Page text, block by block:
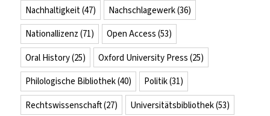
Nachhaltigkeit(47) Nachschlagewerk(36)
Nationallizenz (71) Open Access (53)
Oral History(25) Oxford University Press (25)
Philologische Bibliothek(40) Politik(31)
Rechtswissenschaft(27) Universitätsbibliothek(53)